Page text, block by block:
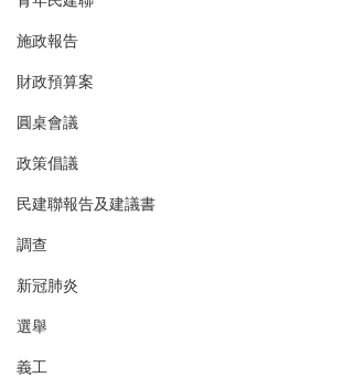
施政報告
財政預算案
圓桌會議
政策倡議
民建聯報告及建議書
調查
新冠肺炎
選舉
義工